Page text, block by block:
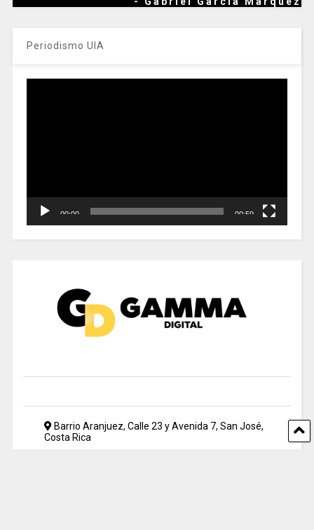
Periodismo UIA
00:00 00:59
Barrio Aranjuez, Calle 23 y Avenida 7, San José,
Costa Rica